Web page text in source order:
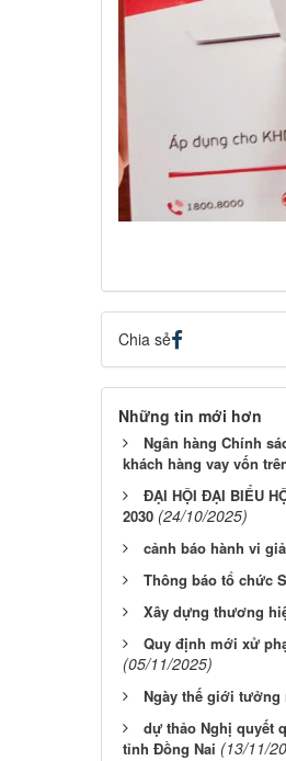
Chia sẻ
Những tin mới hơn
Ngân hàng Chính
khách hàng vay vốn
ĐẠI HỘI ĐẠI BIỂU
2030 (24/10/2025)
cảnh báo hành vi
Thông báo tổ chức
Xây dựng thương
Quy định mới xử
(05/11/2025)
Ngày thế giới tưởng
dự thảo Nghị quyết
tỉnh Đồng Nai (13/11/